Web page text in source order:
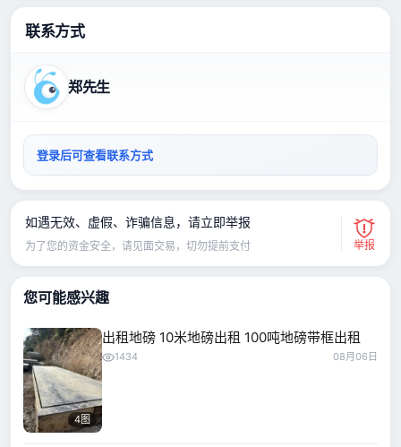
联系方式
郑先生
登录后可查看联系方式
如遇无效、虚假、诈骗信息，请立即举报
为了您的资金安全，请见面交易，切勿提前支付 举报
您可能感兴趣
4图
出租地磅 10米地磅出租 100吨地磅带框出租
1434 08月06日